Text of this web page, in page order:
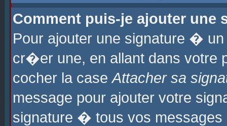
Comment puis-je ajouter une
Pour ajouter une signature �
cr�er une, en allant dans
cocher la caseAttacher sa
message pour ajouter votre
signature � tous vos